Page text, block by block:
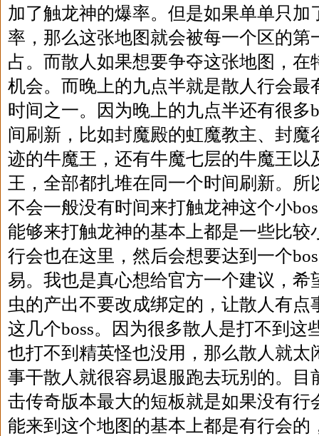
加了触龙神的爆率。但是如果单单只加
率，那么这张地图就会被每一个区的第
占。而散人如果想要争夺这张地图，在
机会。而晚上的九点半就是散人行会最
时间之一。因为晚上的九点半还有很多
间刷新，比如封魔殿的虹魔教主、封魔
迹的牛魔王，还有牛魔七层的牛魔王以
王，全部都扎堆在同一个时间刷新。所
不会一般没有时间来打触龙神这个小
能够来打触龙神的基本上都是一些比较
行会也在这里，然后会想要达到一个
易。我也是真心想给官方一个建议，希
虫的产出不要改成绑定的，让散人有点
这几个boss。因为很多散人是打不到这
也打不到精英怪也没用，那么散人就太
事干散人就很容易退服跑去玩别的。目
击传奇版本最大的短板就是如果没有行
能来到这个地图的基本上都是有行会的